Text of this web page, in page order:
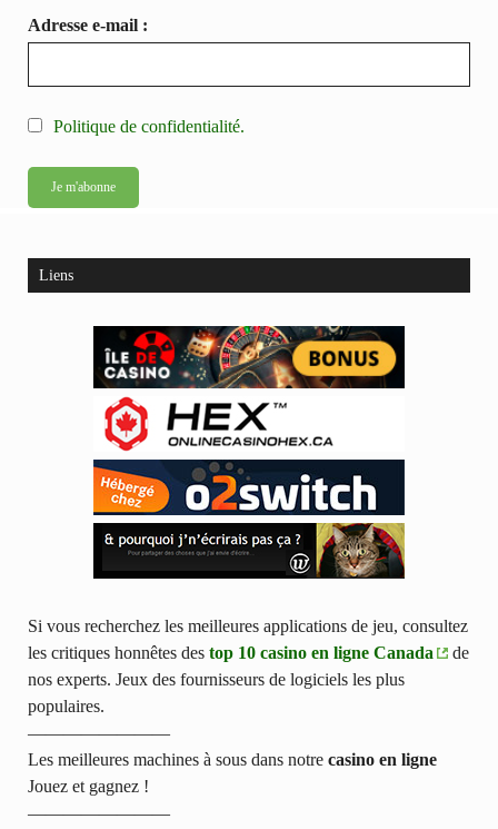
Adresse e-mail :
Politique de confidentialité.
Liens
Si vous recherchez les meilleures applications de jeu, consultez
les critiques honnêtes des top 10 casino en ligne Canada
de
nos experts. Jeux des fournisseurs de logiciels les plus
populaires.
————————
Les meilleures machines à sous dans notre casino en ligne
Jouez et gagnez !
————————